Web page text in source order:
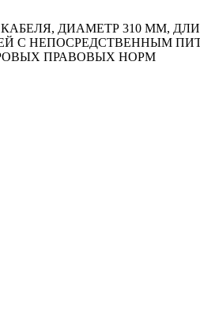
ДИАМЕТР 310 ММ,
С НЕПОСРЕДСТВЕННЫМ
ПРАВОВЫХ НОРМ